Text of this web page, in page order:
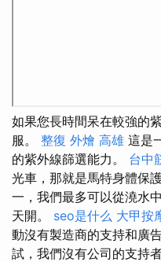
如果您長時間呆在較強的
服。 整復 外燴 高雄 這是
的紫外線篩選能力。 台中
光車，那就是馬特身體保
一，我們最多可以從澆水
天開。 seo是什么 大甲按
動沒有製造商的支持和廣
試，我們沒有公司的支持